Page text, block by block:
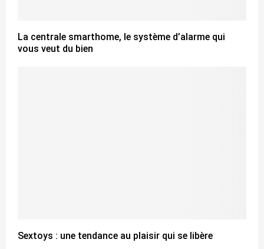
La centrale smarthome, le système d’alarme qui
vous veut du bien
Sextoys : une tendance au plaisir qui se libère